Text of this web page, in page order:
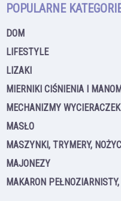
POPULARNE
DOM
LIFESTYLE
LIZAKI
MIERNIKI CIŚNIENIA I
MECHANIZMY
MASŁO
MASZYNKI, TRYMERY,
MAJONEZY
MAKARON